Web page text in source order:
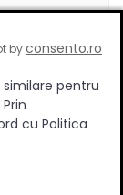
byconsento.ro
pentru